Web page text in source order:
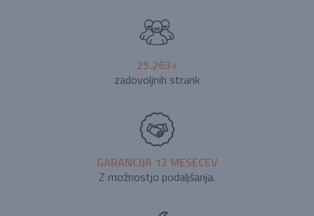
25.263+
zadovoljnih strank
GARANCIJA 12 MESECEV
Z možnostjo podaljšanja.